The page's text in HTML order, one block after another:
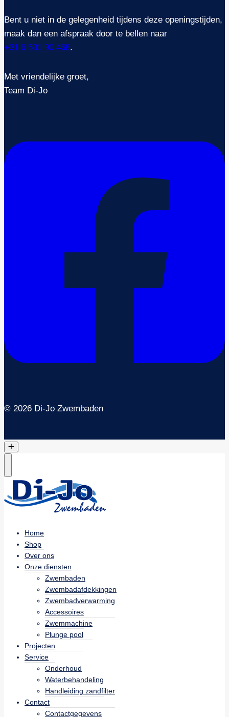
Bent u niet in de gelegenheid tijdens deze openingstijden,
maak dan een afspraak door te bellen naar
+31 6 531 90 468.
Met vriendelijke groet,
Team Di-Jo
© 2026 Di-Jo Zwembaden
Home
Shop
Over ons
Onze diensten
Zwembaden
Zwembadafdekkingen
Zwembadverwarming
Accessoires
Zwemmachine
Plunge pool
Projecten
Service
Onderhoud
Waterbehandeling
Handleiding zandfilter
Contact
Contactgegevens